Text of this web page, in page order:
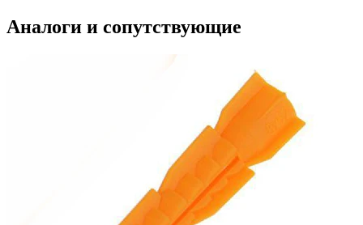
Аналоги и сопутствующие